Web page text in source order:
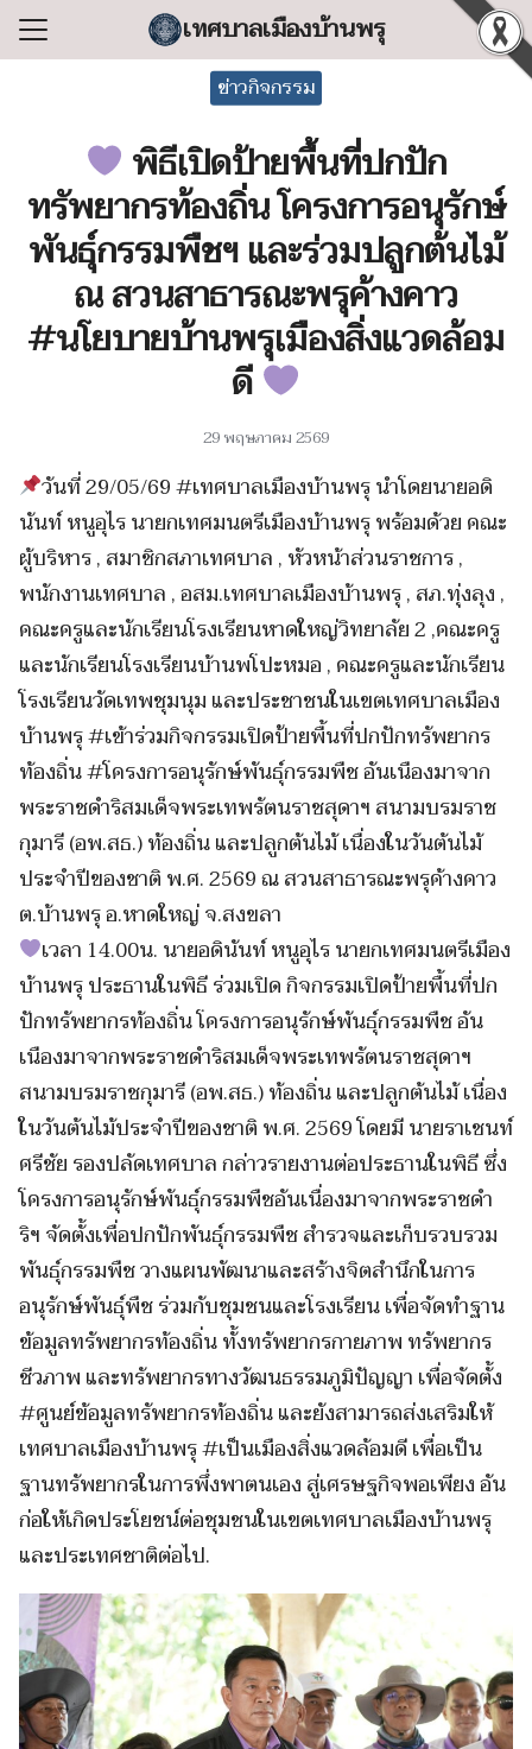
Skip
เทศบาลเมืองบ้านพรุ
ทศบาล
ารงาน
อง/ร้องเรียน
ารสนเทศ
Search
ข่าวกิจกรรม
พิธีเปิดป้ายพื้นที่ปกปัก
ทรัพยากรท้องถิ่น โครงการอนุรักษ์
พันธุ์กรรมพืชฯ และร่วมปลูกต้นไม้
ณ สวนสาธารณะพรุค้างคาว
#นโยบายบ้านพรุเมืองสิ่งแวดล้อม
ดี
29 พฤษภาคม 2569
วันที่ 29/05/69 #เทศบาลเมืองบ้านพรุ นำโดยนายอดิ
นันท์ หนูอุไร นายกเทศมนตรีเมืองบ้านพรุ พร้อมด้วย คณะ
ผู้บริหาร , สมาชิกสภาเทศบาล , หัวหน้าส่วนราชการ ,
พนักงานเทศบาล , อสม.เทศบาลเมืองบ้านพรุ , สภ.ทุ่งลุง ,
คณะครูและนักเรียนโรงเรียนหาดใหญ่วิทยาลัย 2 ,คณะครู
และนักเรียนโรงเรียนบ้านพโปะหมอ , คณะครูและนักเรียน
โรงเรียนวัดเทพชุมนุม และประชาชนในเขตเทศบาลเมือง
บ้านพรุ #เข้าร่วมกิจกรรมเปิดป้ายพื้นที่ปกปักทรัพยากร
ท้องถิ่น #โครงการอนุรักษ์พันธุ์กรรมพืช อันเนืองมาจาก
พระราชดำริสมเด็จพระเทพรัตนราชสุดาฯ สนามบรมราช
กุมารี (อพ.สธ.) ท้องถิ่น และปลูกต้นไม้ เนื่องในวันต้นไม้
ประจำปีของชาติ พ.ศ. 2569 ณ สวนสาธารณะพรุค้างคาว
ต.บ้านพรุ อ.หาดใหญ่ จ.สงขลา
เวลา 14.00น. นายอดินันท์ หนูอุไร นายกเทศมนตรีเมือง
บ้านพรุ ประธานในพิธี ร่วมเปิด กิจกรรมเปิดป้ายพื้นที่ปก
ปักทรัพยากรท้องถิ่น โครงการอนุรักษ์พันธุ์กรรมพืช อัน
เนืองมาจากพระราชดำริสมเด็จพระเทพรัตนราชสุดาฯ
สนามบรมราชกุมารี (อพ.สธ.) ท้องถิ่น และปลูกต้นไม้ เนื่อง
ในวันต้นไม้ประจำปีของชาติ พ.ศ. 2569 โดยมี นายราเชนท์
ศรีชัย รองปลัดเทศบาล กล่าวรายงานต่อประธานในพิธี ซึ่ง
โครงการอนุรักษ์พันธุ์กรรมพืชอันเนื่องมาจากพระราชดำ
ริฯ จัดตั้งเพื่อปกปักพันธุ์กรรมพืช สำรวจและเก็บรวบรวม
พันธุ์กรรมพืช วางแผนพัฒนาและสร้างจิตสำนึกในการ
อนุรักษ์พันธุ์พืช ร่วมกับชุมชนและโรงเรียน เพื่อจัดทำฐาน
ข้อมูลทรัพยากรท้องถิ่น ทั้งทรัพยากรกายภาพ ทรัพยากร
ชีวภาพ และทรัพยากรทางวัฒนธรรมภูมิปัญญา เพื่อจัดตั้ง
#ศูนย์ข้อมูลทรัพยากรท้องถิ่น และยังสามารถส่งเสริมให้
เทศบาลเมืองบ้านพรุ #เป็นเมืองสิ่งแวดล้อมดี เพื่อเป็น
ฐานทรัพยากรในการพึ่งพาตนเอง สู่เศรษฐกิจพอเพียง อัน
ก่อให้เกิดประโยชน์ต่อชุมชนในเขตเทศบาลเมืองบ้านพรุ
และประเทศชาติต่อไป.